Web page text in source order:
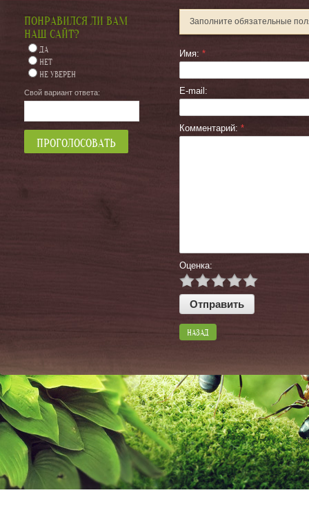
ПОНРАВИЛСЯ ЛИ ВАМ
НАШ САЙТ?
ДА
НЕТ
НЕ УВЕРЕН
Свой вариант ответа:
Заполните обязательные
Имя: *
E-mail:
Комментарий: *
Оценка:
НАЗАД